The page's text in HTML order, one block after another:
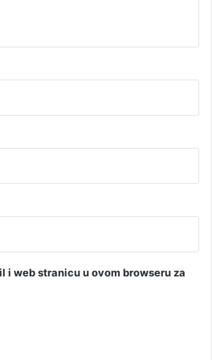
i web stranicu u ovom browseru za